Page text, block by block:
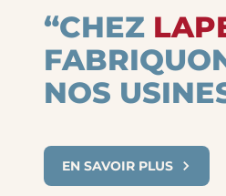
“CHEZ
NOS
EN SAVOIR PLUS